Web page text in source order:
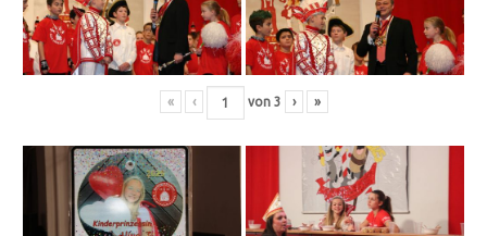
« ‹ von 3 › »